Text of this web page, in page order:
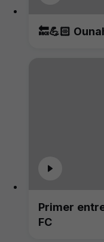
🔙💪🏻
Primer
FC